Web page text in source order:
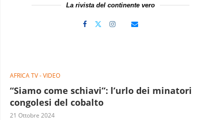
La rivista del continente vero
AFRICA TV - VIDEO
“Siamo come schiavi”: l’urlo dei minatori
congolesi del cobalto
21 Ottobre 2024